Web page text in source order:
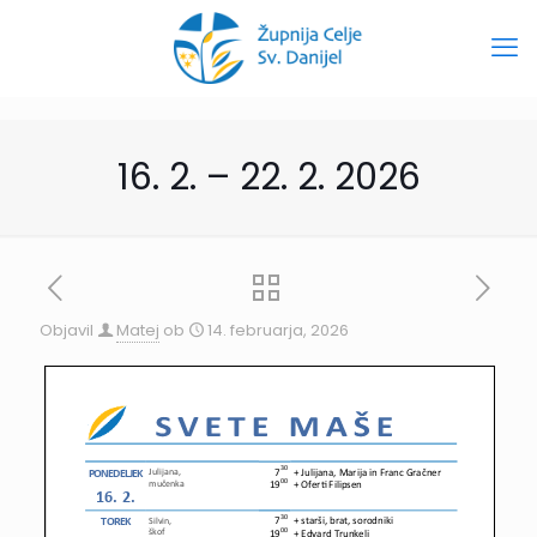
16. 2. – 22. 2. 2026
Objavil Matej ob 14. februarja, 2026